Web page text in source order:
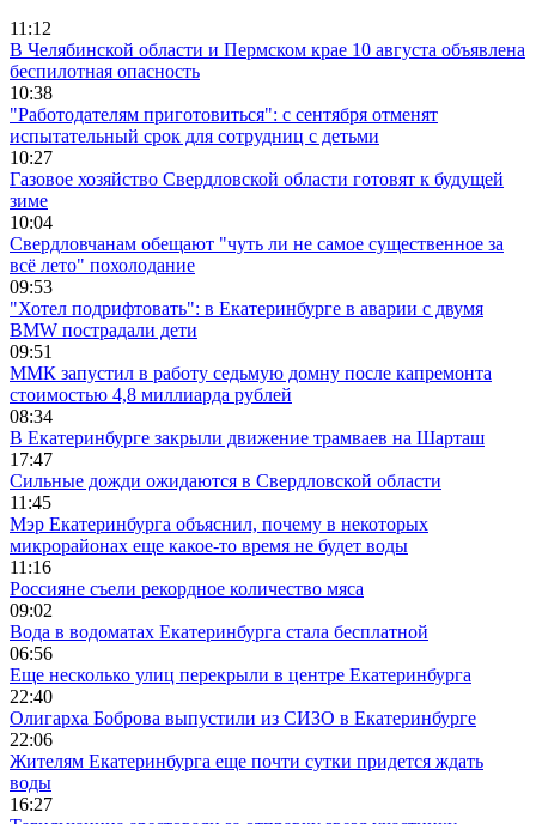
11:12
В Челябинской области и Пермском крае 10 августа объявлена
беспилотная опасность
10:38
"Работодателям приготовиться": с сентября отменят
испытательный срок для сотрудниц с детьми
10:27
Газовое хозяйство Свердловской области готовят к будущей
зиме
10:04
Свердловчанам обещают "чуть ли не самое существенное за
всё лето" похолодание
09:53
"Хотел подрифтовать": в Екатеринбурге в аварии с двумя
BMW пострадали дети
09:51
ММК запустил в работу седьмую домну после капремонта
стоимостью 4,8 миллиарда рублей
08:34
В Екатеринбурге закрыли движение трамваев на Шарташ
17:47
Сильные дожди ожидаются в Свердловской области
11:45
Мэр Екатеринбурга объяснил, почему в некоторых
микрорайонах еще какое-то время не будет воды
11:16
Россияне съели рекордное количество мяса
09:02
Вода в водоматах Екатеринбурга стала бесплатной
06:56
Еще несколько улиц перекрыли в центре Екатеринбурга
22:40
Олигарха Боброва выпустили из СИЗО в Екатеринбурге
22:06
Жителям Екатеринбурга еще почти сутки придется ждать
воды
16:27